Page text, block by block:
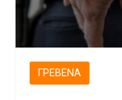
ΓΡΕΒΕΝΆ